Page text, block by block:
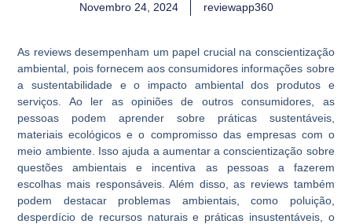
Novembro 24, 2024 reviewapp360
As reviews desempenham um papel crucial na conscientização
ambiental, pois fornecem aos consumidores informações sobre
a sustentabilidade e o impacto ambiental dos produtos e
serviços. Ao ler as opiniões de outros consumidores, as
pessoas podem aprender sobre práticas sustentáveis,
materiais ecológicos e o compromisso das empresas com o
meio ambiente. Isso ajuda a aumentar a conscientização sobre
questões ambientais e incentiva as pessoas a fazerem
escolhas mais responsáveis. Além disso, as reviews também
podem destacar problemas ambientais, como poluição,
desperdício de recursos naturais e práticas insustentáveis, o